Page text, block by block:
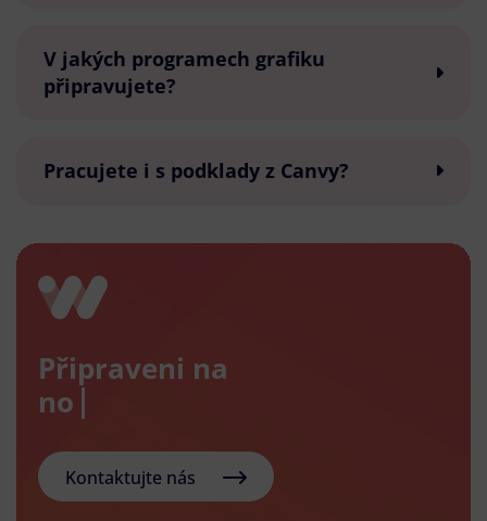
V jakých programech grafiku
připravujete?
Pracujete i s podklady z Canvy?
Připraveni na
nový e
Kontaktujte nás